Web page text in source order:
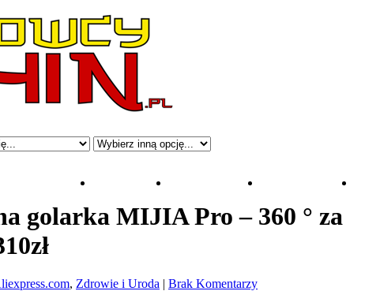
do Aliexpress » » »
golarka MIJIA Pro – 360 ° za
, Zdrowie i Uroda | Brak Komentarzy